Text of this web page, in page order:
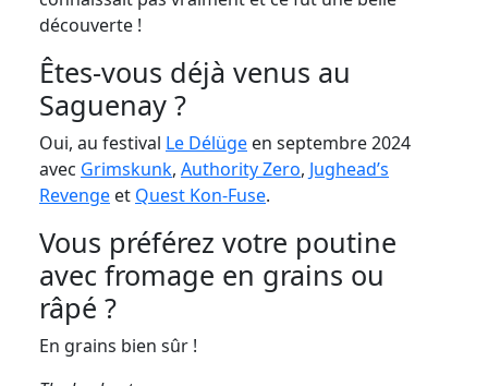
découverte !
Êtes-vous déjà venus au
Saguenay ?
Oui, au festival Le Délüge en septembre 2024
avec Grimskunk, Authority Zero, Jughead’s
Revenge et Quest Kon-Fuse.
Vous préférez votre poutine
avec fromage en grains ou
râpé ?
En grains bien sûr !